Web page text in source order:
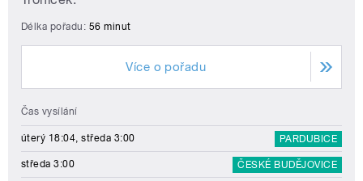
Délka pořadu: 56 minut
Více o pořadu
Čas vysílání
úterý 18:04, středa 3:00 PARDUBICE
středa 3:00 ČESKÉ BUDĚJOVICE